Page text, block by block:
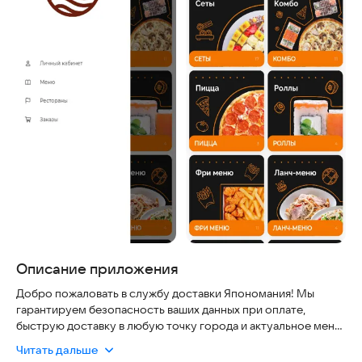
Описание приложения
Добро пожаловать в службу доставки Япономания! Мы
гарантируем безопасность ваших данных при оплате,
быструю доставку в любую точку города и актуальное меню,
Читать дальше